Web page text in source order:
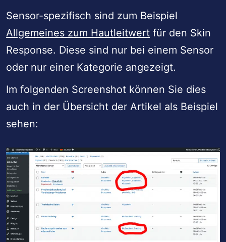
Sensor-spezifisch sind zum Beispiel
Allgemeines zum Hautleitwert für den Skin
Response. Diese sind nur bei einem Sensor
oder nur einer Kategorie angezeigt.
Im folgenden Screenshot können Sie dies
auch in der Übersicht der Artikel als Beispiel
sehen: